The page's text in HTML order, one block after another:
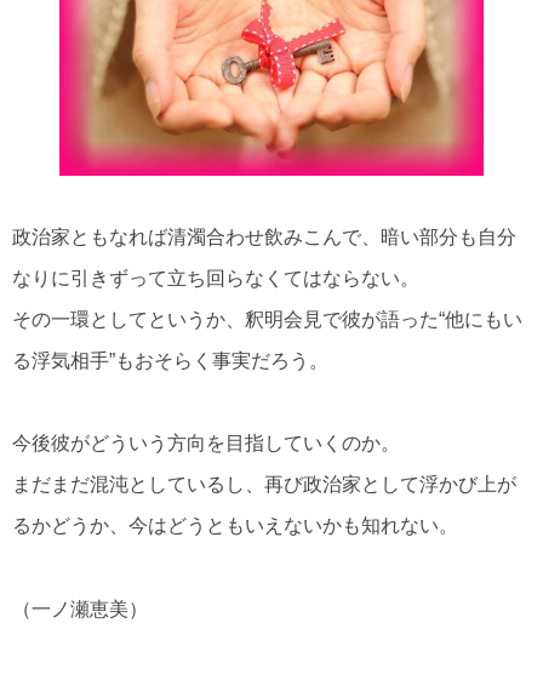
政治家ともなれば清濁合わせ飲みこんで、暗い部分も自分
なりに引きずって立ち回らなくてはならない。
その一環としてというか、釈明会見で彼が語った“他にもい
る浮気相手”もおそらく事実だろう。
今後彼がどういう方向を目指していくのか。
まだまだ混沌としているし、再び政治家として浮かび上が
るかどうか、今はどうともいえないかも知れない。
（一ノ瀬恵美）